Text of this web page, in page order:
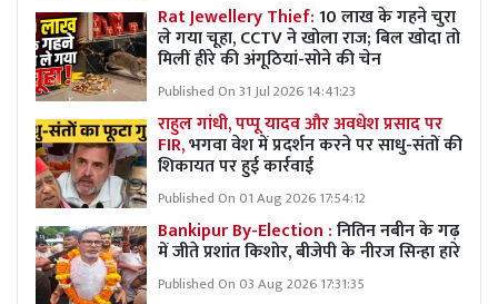
Rat Jewellery Thief:10 लाख के गहने चुरा
ले गया चूहा, CCTV ने खोला राज; बिल खोदा तो
मिलीं हीरे की अंगूठियां-सोने की चेन
Published On 31 Jul 2026 14:41:23
राहुल गांधी, पप्पू यादव और अवधेश प्रसाद पर
FIR,भगवा वेश में प्रदर्शन करने पर साधु-संतों की
शिकायत पर हुई कार्रवाई
Published On 01 Aug 2026 17:54:12
Bankipur By-Election :नितिन नबीन के गढ़
में जीते प्रशांत किशोर, बीजेपी के नीरज सिन्हा हारे
Published On 03 Aug 2026 17:31:35